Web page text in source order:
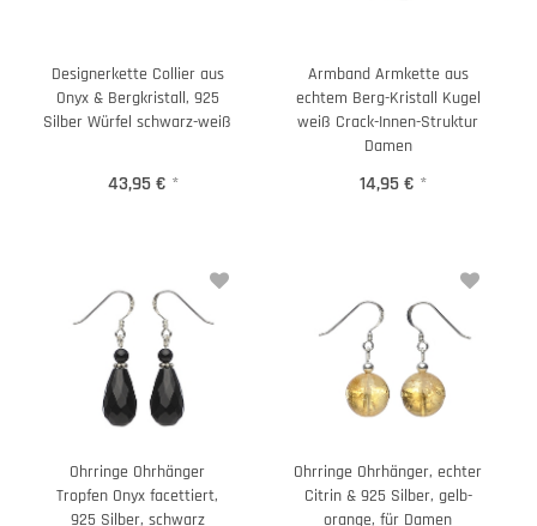
Designerkette Collier aus
Onyx & Bergkristall, 925
Silber Würfel schwarz-weiß
43,95 € *
Armband Armkette aus
echtem Berg-Kristall Kugel
weiß Crack-Innen-Struktur
Damen
14,95 € *
Ohrringe Ohrhänger
Tropfen Onyx facettiert,
925 Silber, schwarz
Ohrringe Ohrhänger, echter
Citrin & 925 Silber, gelb-
orange, für Damen